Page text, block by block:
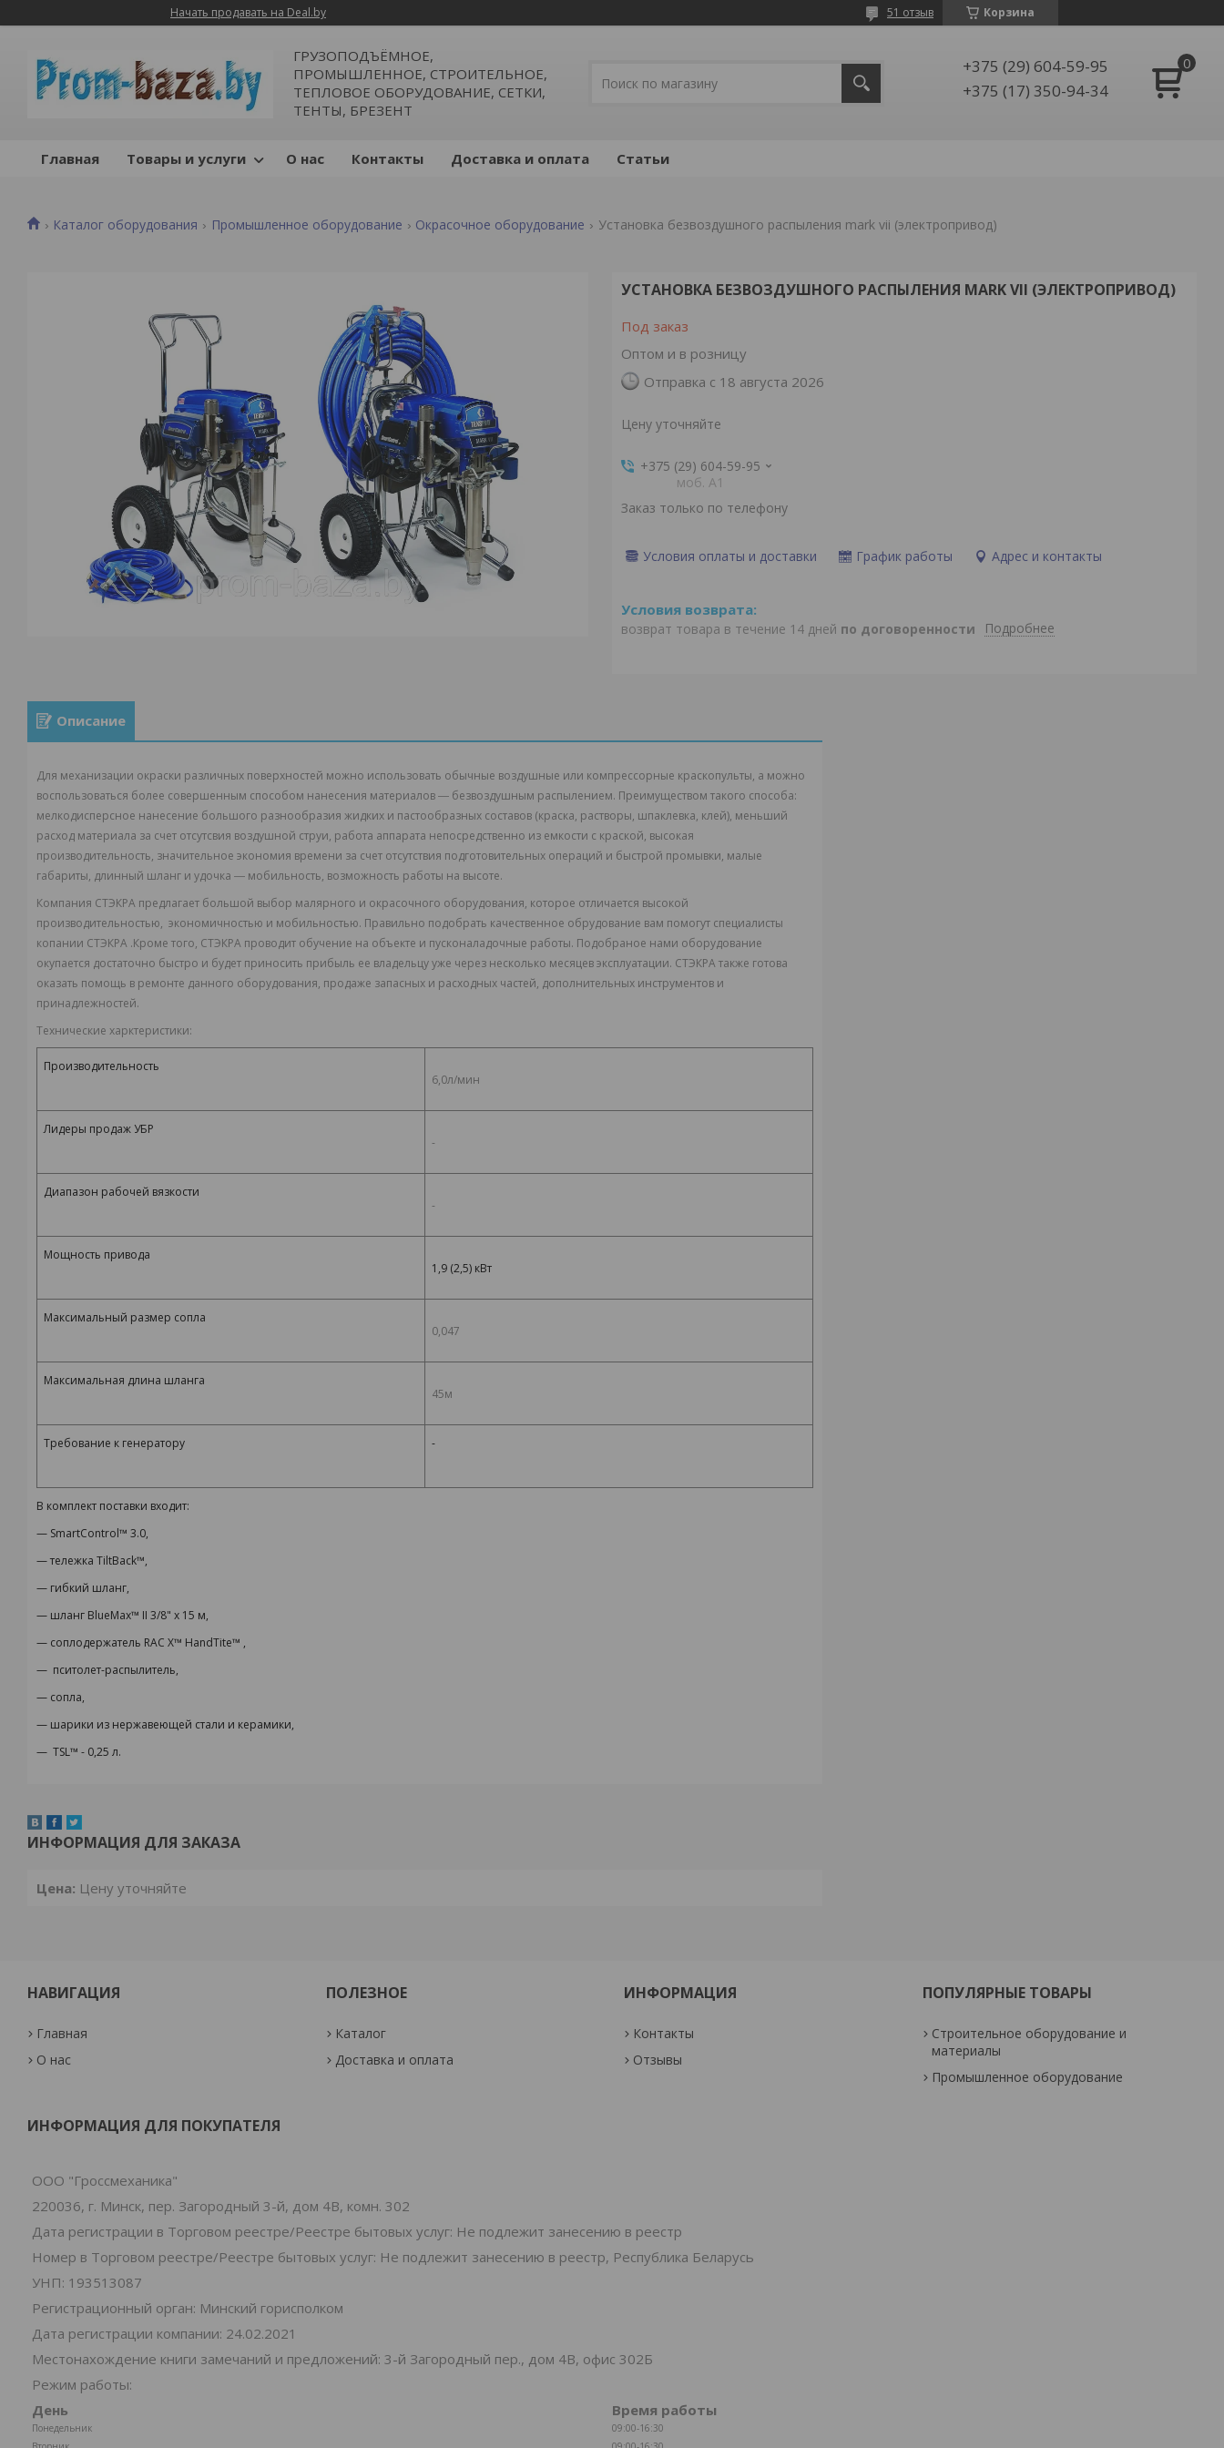
Начать продавать на Deal.by Корзина
51 отзыв
ГРУЗОПОДЪЁМНОЕ,
ПРОМЫШЛЕННОЕ, СТРОИТЕЛЬНОЕ,
ТЕПЛОВОЕ ОБОРУДОВАНИЕ, СЕТКИ,
ТЕНТЫ, БРЕЗЕНТ
+375 (29) 604-59-95
+375 (17) 350-94-34
Главная Товары и услуги О нас Контакты Доставка и оплата Статьи
Каталог оборудования Промышленное оборудование Окрасочное оборудование Установка безвоздушного распыления mark vii (электропривод)
УСТАНОВКА БЕЗВОЗДУШНОГО РАСПЫЛЕНИЯ MARK VII (ЭЛЕКТРОПРИВОД)
Под заказ
Оптом и в розницу
Отправка с 18 августа 2026
Цену уточняйте
+375 (29) 604-59-95
моб. A1
Заказ только по телефону
Условия оплаты и доставки График работы Адрес и контакты
возврат товара в течение 14 дней по договоренности Подробнее
Описание
Для механизации окраски различных поверхностей можно использовать обычные воздушные или компрессорные краскопульты, а можно
воспользоваться более совершенным способом нанесения материалов ― безвоздушным распылением. Преимуществом такого способа:
мелкодисперсное нанесение большого разнообразия жидких и пастообразных составов (краска, растворы, шпаклевка, клей), меньший
расход материала за счет отсутсвия воздушной струи, работа аппарата непосредственно из емкости с краской, высокая
производительность, значительное экономия времени за счет отсутствия подготовительных операций и быстрой промывки, малые
габариты, длинный шланг и удочка ― мобильность, возможность работы на высоте.
Компания СТЭКРА предлагает большой выбор малярного и окрасочного оборудования, которое отличается высокой
производительностью, экономичностью и мобильностью. Правильно подобрать качественное обрудование вам помогут специалисты
копании СТЭКРА .Кроме того, СТЭКРА проводит обучение на объекте и пусконаладочные работы. Подобраное нами оборудование
окупается достаточно быстро и будет приносить прибыль ее владельцу уже через несколько месяцев эксплуатации. СТЭКРА также готова
оказать помощь в ремонте данного оборудования, продаже запасных и расходных частей, дополнительных инструментов и
принадлежностей.
Технические харктеристики:
Производительность
6,0л/мин
Лидеры продаж УБР
-
Диапазон рабочей вязкости
-
Мощность привода
1,9 (2,5) кВт
Максимальный размер сопла
0,047
Максимальная длина шланга
45м
Требование к генератору -
В комплект поставки входит:
— SmartControl™ 3.0,
— тележка TiltBack™,
— гибкий шланг,
— шланг BlueMax™ II 3/8" x 15 м,
— соплодержатель RAC X™ HandTite™ ,
— пситолет-распылитель,
— сопла,
— шарики из нержавеющей стали и керамики,
— TSL™ - 0,25 л.
ИНФОРМАЦИЯ ДЛЯ ЗАКАЗА
Цена: Цену уточняйте
НАВИГАЦИЯ
Главная
О нас
ПОЛЕЗНОЕ
Каталог
Доставка и оплата
ИНФОРМАЦИЯ
Контакты
Отзывы
ПОПУЛЯРНЫЕ ТОВАРЫ
Строительное оборудование и
материалы
Промышленное оборудование
ИНФОРМАЦИЯ ДЛЯ ПОКУПАТЕЛЯ
ООО "Гроссмеханика"
220036, г. Минск, пер. Загородный 3-й, дом 4В, комн. 302
Дата регистрации в Торговом реестре/Реестре бытовых услуг: Не подлежит занесению в реестр
Номер в Торговом реестре/Реестре бытовых услуг: Не подлежит занесению в реестр, Республика Беларусь
УНП: 193513087
Регистрационный орган: Минский горисполком
Дата регистрации компании: 24.02.2021
Местонахождение книги замечаний и предложений: 3-й Загородный пер., дом 4В, офис 302Б
Режим работы:
День
Время работы
Понедельник
09:00-16:30